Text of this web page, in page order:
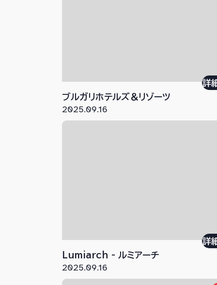
ブルガリホテルズ＆リゾーツ
詳
2025.09.16
Lumiarch - ルミアーチ
詳
2025.09.16